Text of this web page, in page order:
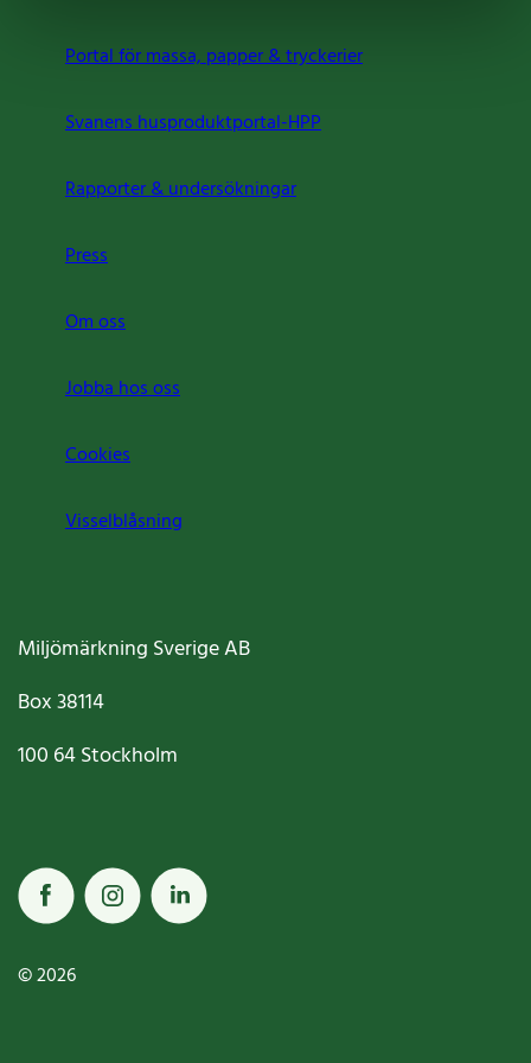
Portal för massa, papper & tryckerier
Svanens husproduktportal-HPP
Rapporter & undersökningar
Press
Om oss
Jobba hos oss
Cookies
Visselblåsning
Miljömärkning Sverige AB
Box38114
100 64Stockholm
© 2026